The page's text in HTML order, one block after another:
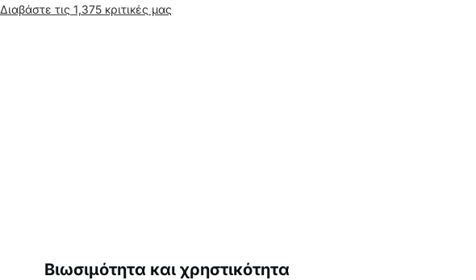
Διαβάστε τις 1,375 κριτικές μας
Βιωσιμότητα και χρηστικότητα